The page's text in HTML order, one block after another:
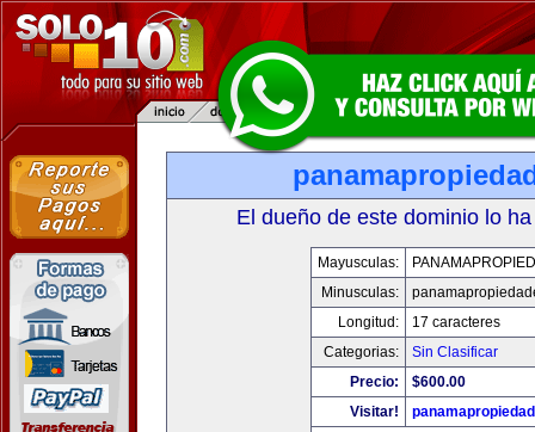
El dueño de este dominio lo
Mayusculas:
Minusculas:
Longitud:
17 caracteres
Categorias:
Sin Clasificar
Precio:
$600.00
Visitar!